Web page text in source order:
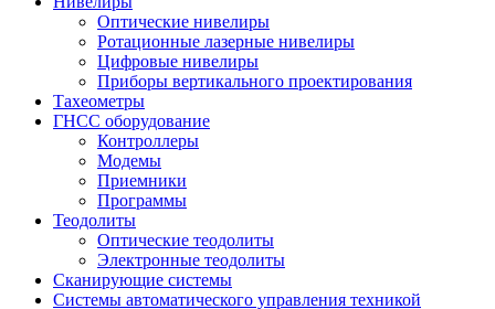
Оптические нивелиры
Ротационные лазерные нивелиры
Цифровые нивелиры
Приборы вертикального проектирования
Тахеометры
ГНСС оборудование
Контроллеры
Модемы
Приемники
Программы
Теодолиты
Оптические теодолиты
Электронные теодолиты
Сканирующие системы
Системы автоматического управления техникой